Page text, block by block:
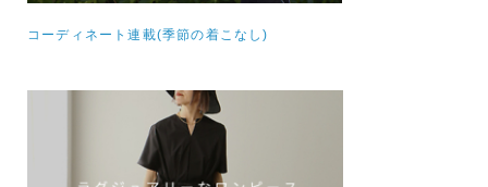
コーディネート連載(季節の着こなし)